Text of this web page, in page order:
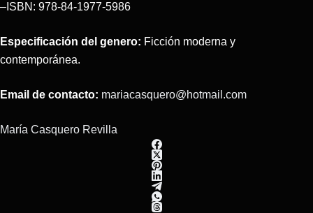
–ISBN: 978-84-1977-5986
Especificación del genero: Ficción moderna y
contemporánea.
Email de contacto: mariacasquero@hotmail.com
María Casquero Revilla